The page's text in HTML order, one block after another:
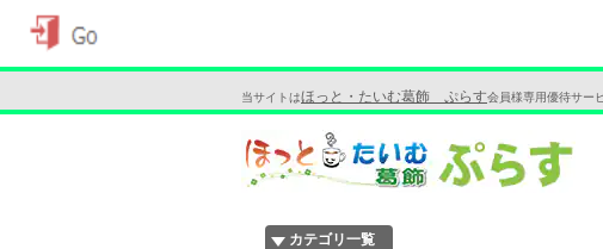
当サイトはほっと・たいむ葛飾 ぷらす会員様専用優待サー
カテゴリ一覧